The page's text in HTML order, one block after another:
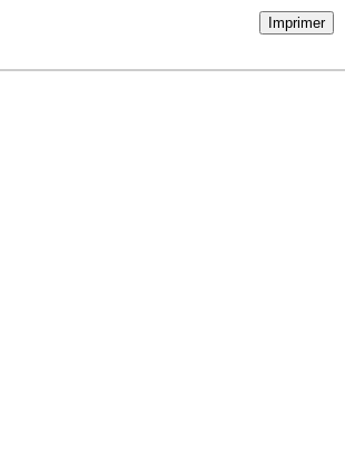
Imprimer